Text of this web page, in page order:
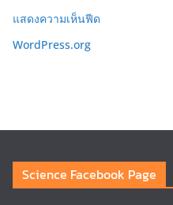
แสดงความเห็นฟีด
WordPress.org
Science Facebook Page